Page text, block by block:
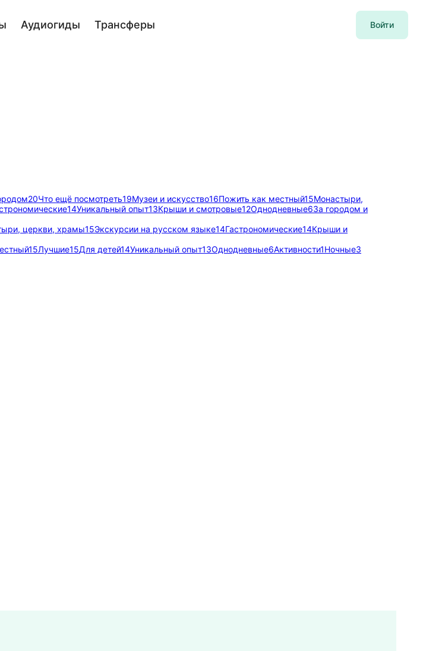
Аудиогиды Трансферы Войти
20Что ещё посмотреть19Музеи и искусство16Пожить как местный15Монастыри,
14Уникальный опыт13Крыши и смотровые12Однодневные6За городом и
церкви, храмы15Экскурсии на русском языке14Гастрономические14Крыши и
15Лучшие15Для детей14Уникальный опыт13Однодневные6Активности1Ночные3